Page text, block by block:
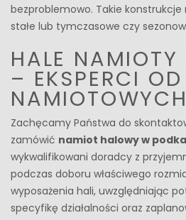
bezproblemowo. Takie
stałe lub tymczasowe czy
HALE NAMIOTY
– EKSPERCI
NAMIOTOWYCH
Zachęcamy Państwa do
zamówić namiot halowy w
wykwalifikowani doradcy z
podczas doboru właściwego
wyposażenia hali, uwzględniając
specyfikę działalności oraz